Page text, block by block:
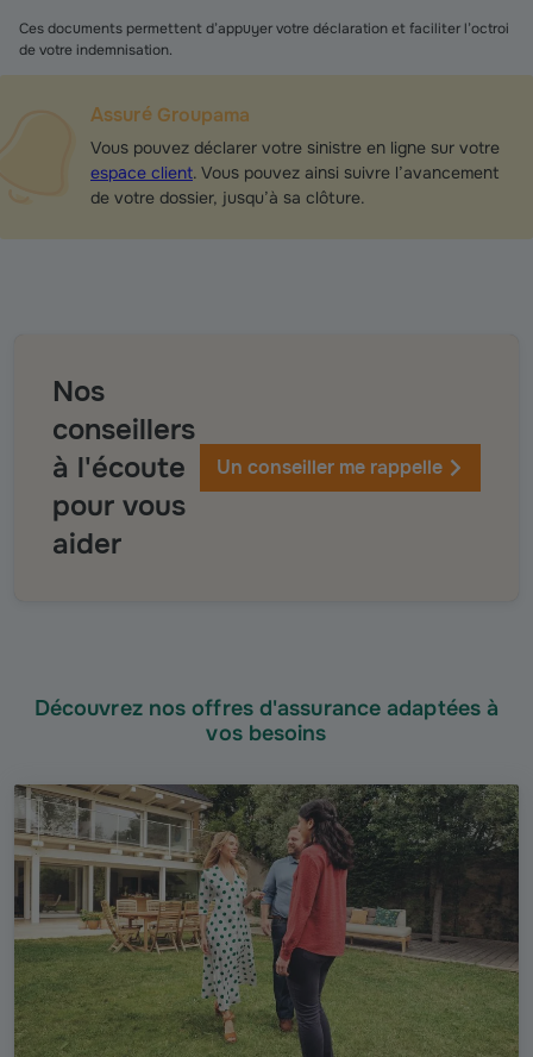
Ces documents permettent d’appuyer votre déclaration et faciliter l’octroi
de votre indemnisation.
Assuré Groupama
Vous pouvez déclarer votre sinistre en ligne sur votre
espace client. Vous pouvez ainsi suivre l’avancement
de votre dossier, jusqu’à sa clôture.
Nos
conseillers
à l'écoute
pour vous
aider
Un conseiller me rappelle
Découvrez nos offres d'assurance adaptées à
vos besoins